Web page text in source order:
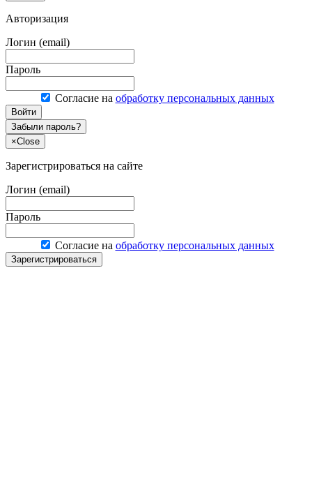
Авторизация
Логин (email)
Пароль
Согласие на обработку персональных данных
Войти
Забыли пароль?
×Close
Зарегистрироваться на сайте
Логин (email)
Пароль
Согласие на обработку персональных данных
Зарегистрироваться